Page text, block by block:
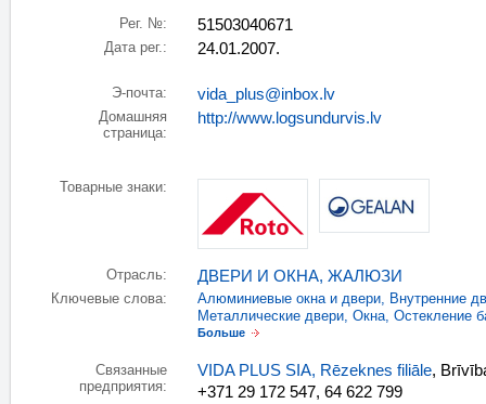
Рег. №: 51503040671
Дата рег.: 24.01.2007.
Э-почта: vida_plus@inbox.lv
Домашняя
страница:
http://www.logsundurvis.lv
Товарные знаки:
Отрасль: ДВЕРИ И ОКНА, ЖАЛЮЗИ
Ключевые слова: Алюминиевые окна и двери, Внутренние
Металлические двери, Окна, Остекление
Больше
Связанные
предприятия:
VIDA PLUS SIA, Rēzeknes filiāle,
+371 29 172 547, 64 622 799